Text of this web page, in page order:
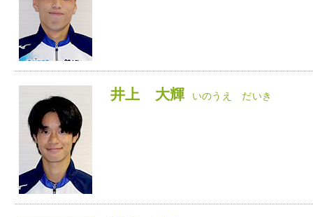
井上 大輝 いのうえ だいき